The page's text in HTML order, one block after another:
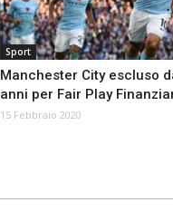
Sport
Manchester City escluso
anni per Fair Play
15 Febbraio 2020